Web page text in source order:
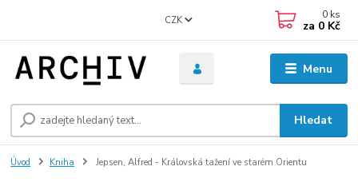
Menu
CZK
Hledat
0 ks
za 0 Kč
Úvod Kniha Jepsen, Alfred - Královská tažení ve starém Orientu